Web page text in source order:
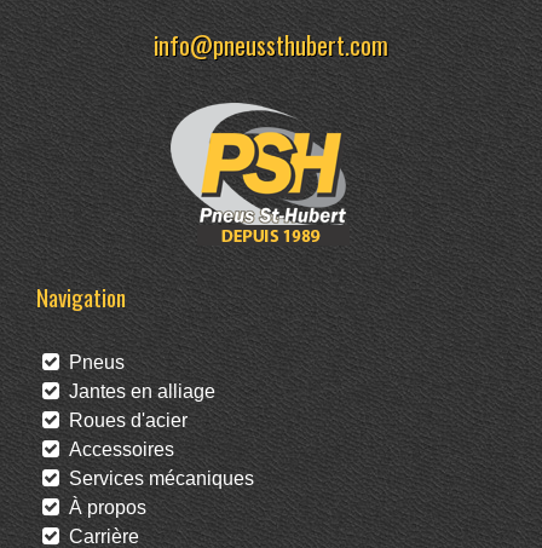
info@pneussthubert.com
Navigation
Pneus
Jantes en alliage
Roues d'acier
Accessoires
Services mécaniques
À propos
Carrière